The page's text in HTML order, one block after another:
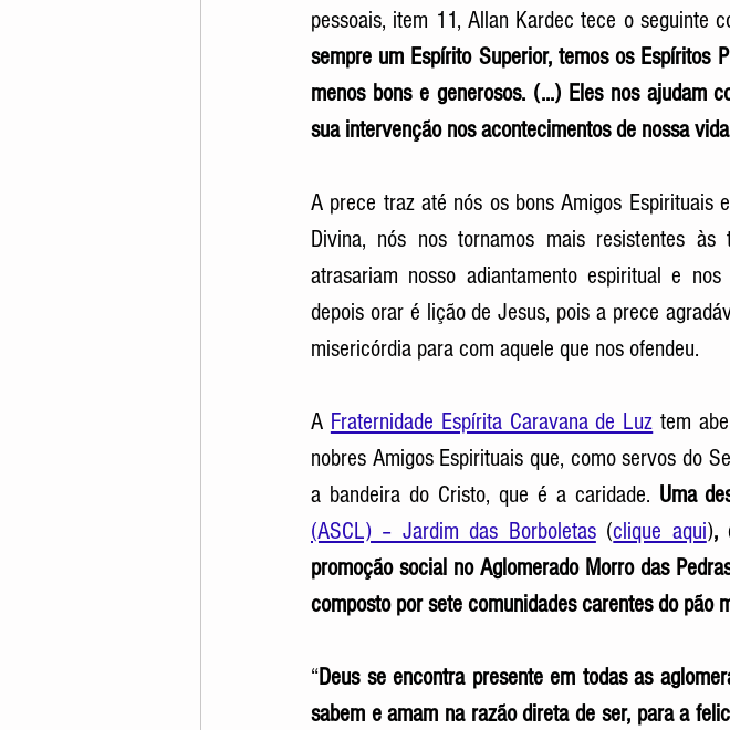
pessoais, item 11, Allan Kardec tece o seguinte
sempre um Espírito Superior, temos os Espíritos
menos bons e generosos. (...) Eles nos ajudam
sua intervenção nos acontecimentos de nossa
A prece traz até nós os bons Amigos Espirituais
Divina, nós nos tornamos mais resistentes
atrasariam nosso adiantamento espiritual e
depois orar é lição de Jesus, pois a prece
misericórdia para com aquele que nos ofendeu.
A Fraternidade Espírita Caravana de Luz tem
nobres Amigos Espirituais que, como servos do
a bandeira do Cristo, que é a caridade. Uma
(ASCL) – Jardim das Borboletas (clique aqui),
promoção social no Aglomerado Morro das
composto por sete comunidades carentes do pão
“Deus se encontra presente em todas as
sabem e amam na razão direta de ser, para a